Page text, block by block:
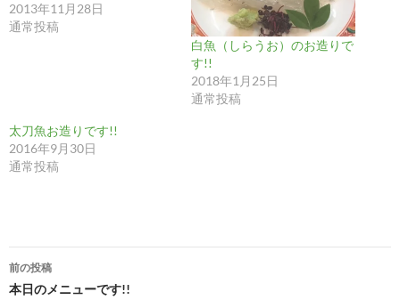
2013年11月28日
通常投稿
白魚（しらうお）のお造りで
す!!
2018年1月25日
通常投稿
太刀魚お造りです!!
2016年9月30日
通常投稿
投
稿
前の投稿
本日のメニューです!!